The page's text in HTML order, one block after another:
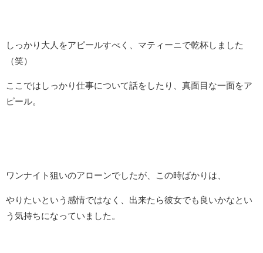
しっかり大人をアピールすべく、マティーニで乾杯しました
（笑）
ここではしっかり仕事について話をしたり、真面目な一面をア
ピール。
ワンナイト狙いのアローンでしたが、この時ばかりは、
やりたいという感情ではなく、出来たら彼女でも良いかなとい
う気持ちになっていました。